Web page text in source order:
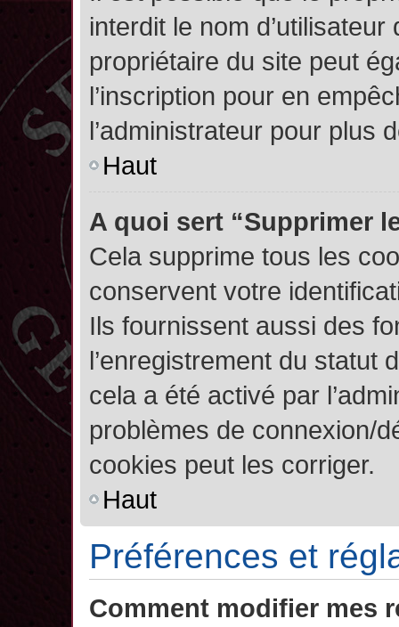
interdit le nom
propriétaire du site peut
l’inscription pour en
l’administrateur pour plus
Haut
A quoi sert “Supprimer
Cela supprime tous les
conservent votre
Ils fournissent aussi des
l’enregistrement du statut
cela a été activé par
problèmes de connexion/
cookies peut les corriger.
Haut
Préférences et
Comment modifier mes